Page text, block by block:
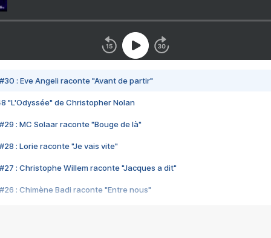
#30 : Eve Angeli raconte "Avant de partir"
"L'Odyssée" de Christopher Nolan
#29 : MC Solaar raconte "Bouge de là"
#28 : Lorie raconte "Je vais vite"
#27 : Christophe Willem raconte "Jacques a dit"
#26 : Chimène Badi raconte "Entre nous"